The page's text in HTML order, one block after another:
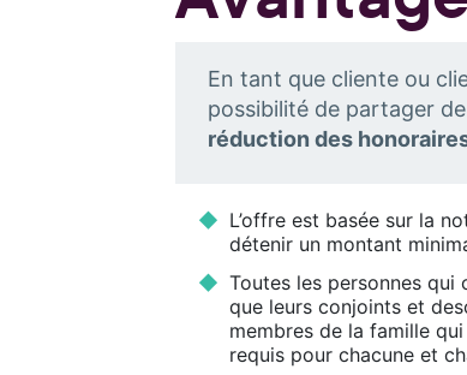
En tant que cliente ou
possibilité de partager
réduction des
L’offre est basée sur la
détenir un montant
Toutes les personnes
que leurs conjoints et
membres de la famille
requis pour chacune et